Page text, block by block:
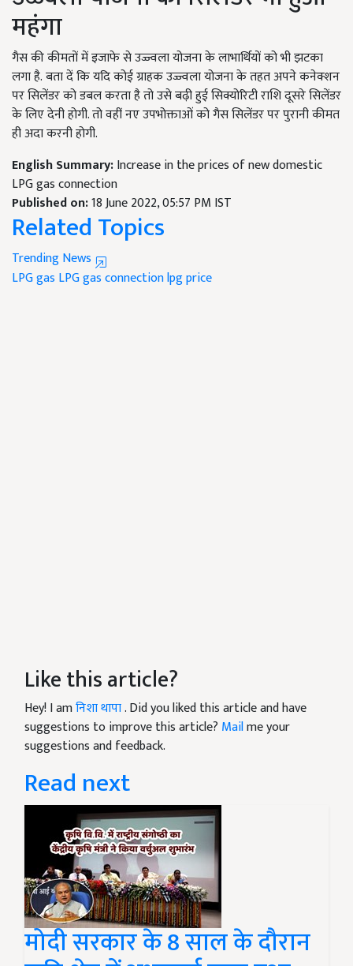
महंगा
गैस की कीमतों में इजाफे से उज्ज्वला योजना के लाभार्थियों को भी झटका
लगा है.बता दें कि यदि कोई ग्राहक उज्ज्वला योजना के तहत अपने कनेक्शन
पर सिलेंडर को डबल करता है तो उसे बढ़ी हुई सिक्योरिटी राशि दूसरे सिलेंडर
के लिए देनी होगी. तो वहीं नए उपभोक्ताओं को गैस सिलेंडर पर पुरानी कीमत
ही अदा करनी होगी.
English Summary:Increase in the prices of new domestic
LPG gas connection
Published on:18 June 2022, 05:57 PM IST
Related Topics
Trending News
LPG gas LPG gas connectionlpg price
Like this article?
Hey! I amनिशा थापा. Did you liked this article and have
suggestions to improve this article? Mailme your
suggestions and feedback.
Read next
मोदी सरकार के 8 साल के दौरान